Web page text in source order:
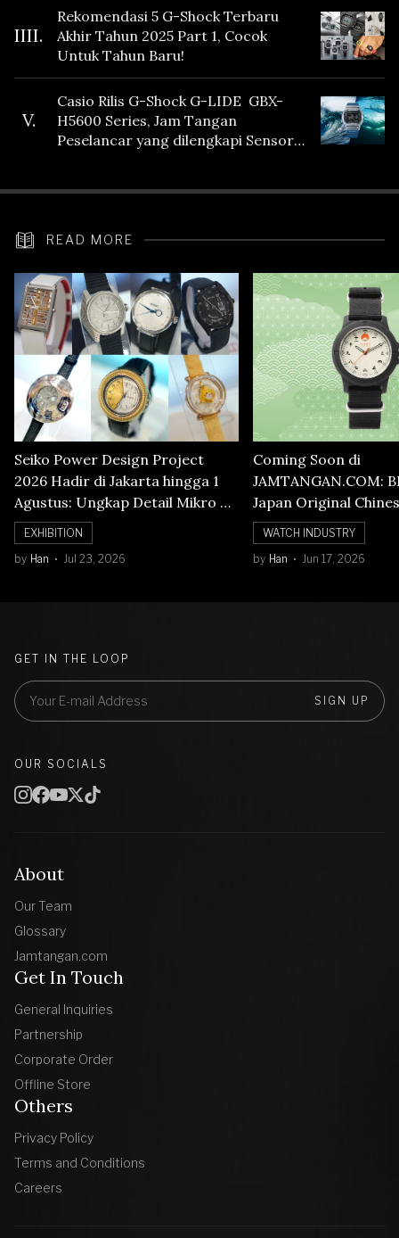
IIII.
Rekomendasi 5 G-Shock Terbaru
Akhir Tahun 2025 Part 1, Cocok
Untuk Tahun Baru!
V.
Casio Rilis G-Shock G-LIDE GBX-
H5600 Series, Jam Tangan
Peselancar yang dilengkapi Sensor
READ MORE
Seiko Power Design Project
2026 Hadir di Jakarta hingga 1
Agustus: Ungkap Detail Mikro di
Balik Seni Watchmaking
EXHIBITION
by Han Jul 23, 2026
Coming Soon di
JAMTANGAN.COM:
Japan Original
Numerals Watch
WATCH INDUSTRY
by Han Jun 17, 2026
About
Our Team
Glossary
Jamtangan.com
Get In Touch
General Inquiries
Partnership
Corporate Order
Offline Store
Others
Privacy Policy
Terms and Conditions
Careers
GET IN THE LOOP
SIGN UP
OUR SOCIALS